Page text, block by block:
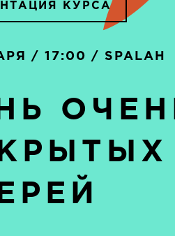
КУРСА
/ 17:00 / SPALAH